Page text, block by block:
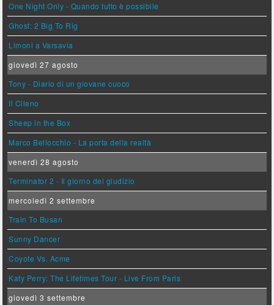
One Night Only - Quando tutto è possibile
Ghost: 2 Big To Rig
Limoni a Varsavia
giovedì 27 agosto
Tony - Diario di un giovane cuoco
Il Cileno
Sheep in the Box
Marco Bellocchio - La porta della realtà
venerdì 28 agosto
Terminator 2 - Il giorno del giudizio
mercoledì 2 settembre
Train To Busan
Sunny Dancer
Coyote Vs. Acme
Katy Perry: The Lifetimes Tour - Live From Paris
giovedì 3 settembre